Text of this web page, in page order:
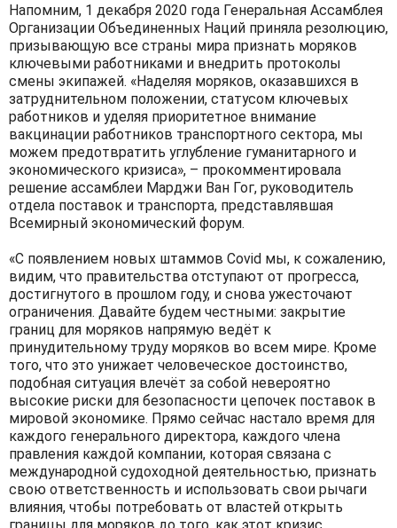
Напомним, 1 декабря 2020 года Генеральная Ассамблея
Организации Объединенных Наций приняла резолюцию,
призывающую все страны мира признать моряков
ключевыми работниками и внедрить протоколы
смены экипажей. «Наделяя моряков, оказавшихся в
затруднительном положении, статусом ключевых
работников и уделяя приоритетное внимание
вакцинации работников транспортного сектора, мы
можем предотвратить углубление гуманитарного и
экономического кризиса», – прокомментировала
решение ассамблеи Марджи Ван Гог, руководитель
отдела поставок и транспорта, представлявшая
Всемирный экономический форум.
«С появлением новых штаммов Covid мы, к сожалению,
видим, что правительства отступают от прогресса,
достигнутого в прошлом году, и снова ужесточают
ограничения. Давайте будем честными: закрытие
границ для моряков напрямую ведёт к
принудительному труду моряков во всем мире. Кроме
того, что это унижает человеческое достоинство,
подобная ситуация влечёт за собой невероятно
высокие риски для безопасности цепочек поставок в
мировой экономике. Прямо сейчас настало время для
каждого генерального директора, каждого члена
правления каждой компании, которая связана с
международной судоходной деятельностью, признать
свою ответственность и использовать свои рычаги
влияния, чтобы потребовать от властей открыть